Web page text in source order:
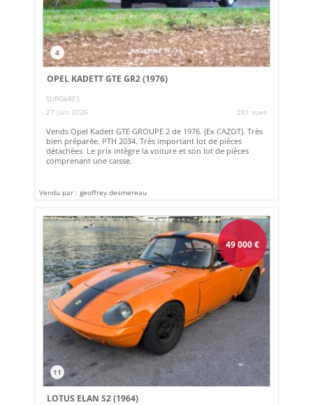
4
OPEL KADETT GTE GR2 (1976)
SURGèRES
27 juin 2026
281 vues
Vends Opel Kadett GTE GROUPE 2 de 1976. (Ex CAZOT). Très
bien préparée. PTH 2034. Très important lot de pièces
détachées. Le prix intègre la voiture et son lot de pièces
comprenant une caisse.
Vendu par : geoffrey.desmereau
49 000€
11
LOTUS ELAN S2 (1964)